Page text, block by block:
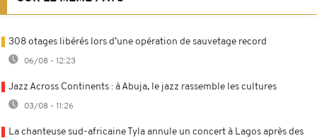
308 otages libérés lors d’une opération de sauvetage record
06/08 - 12:23
Jazz Across Continents : à Abuja, le jazz rassemble les cultures
03/08 - 11:26
La chanteuse sud-africaine Tyla annule un concert à Lagos après des